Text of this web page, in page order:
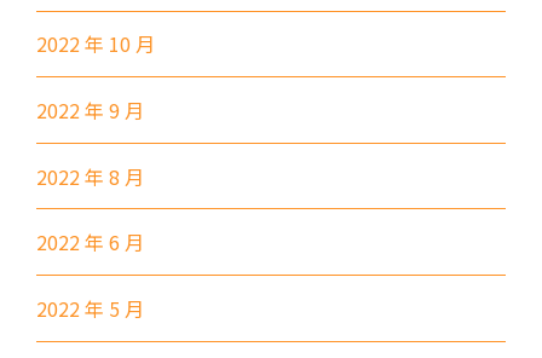
前往方法
元朗分校
港鐵 元朗站 (F出口)
2022 年 10 月
2022 年 9 月
2022 年 8 月
2022 年 6 月
2022 年 5 月